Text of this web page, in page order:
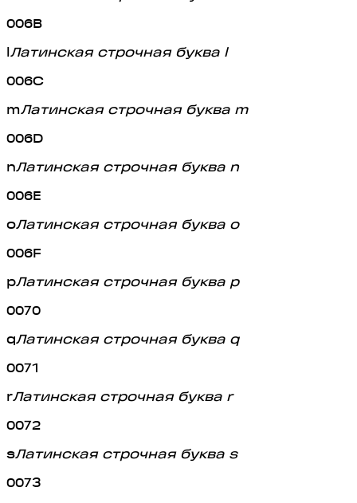
006B
lЛатинская строчная буква l
006C
mЛатинская строчная буква m
006D
nЛатинская строчная буква n
006E
oЛатинская строчная буква o
006F
pЛатинская строчная буква p
0070
qЛатинская строчная буква q
0071
rЛатинская строчная буква r
0072
sЛатинская строчная буква s
0073